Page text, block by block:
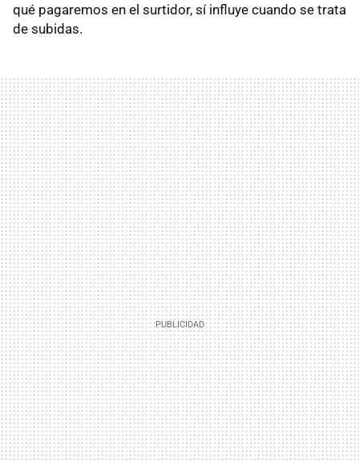
qué pagaremos en el surtidor, sí influye cuando se trata
de subidas.